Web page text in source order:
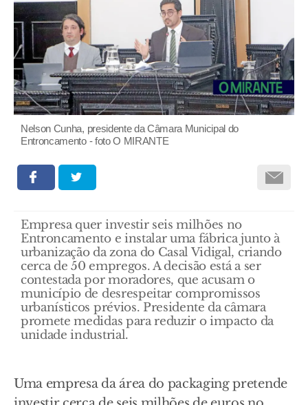
Nelson Cunha, presidente da Câmara Municipal do
Entroncamento - foto O MIRANTE
Empresa quer investir seis milhões no
Entroncamento e instalar uma fábrica junto à
urbanização da zona do Casal Vidigal, criando
cerca de 50 empregos. A decisão está a ser
contestada por moradores, que acusam o
município de desrespeitar compromissos
urbanísticos prévios. Presidente da câmara
promete medidas para reduzir o impacto da
unidade industrial.
Uma empresa da área do packaging pretende